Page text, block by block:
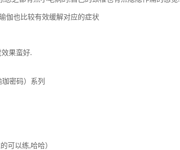
伽也比较有效缓解对应的症状
果蛮好.
密码）系列
可以练,哈哈）